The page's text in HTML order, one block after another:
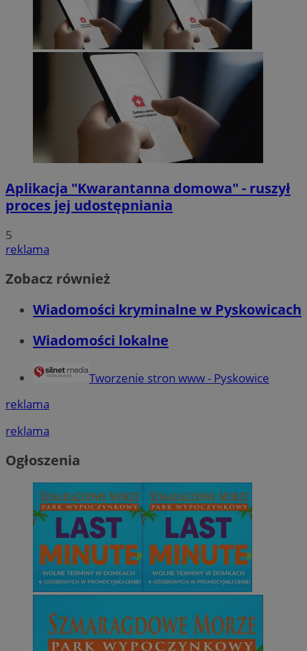
Aplikacja "Kwarantanna domowa" - ruszył
proces jej udostępniania
5
reklama
Zobacz również
Wiadomości kryminalne w Pyskowicach
Wiadomości lokalne
Tworzenie stron www - Pyskowice
reklama
reklama
Ogłoszenia